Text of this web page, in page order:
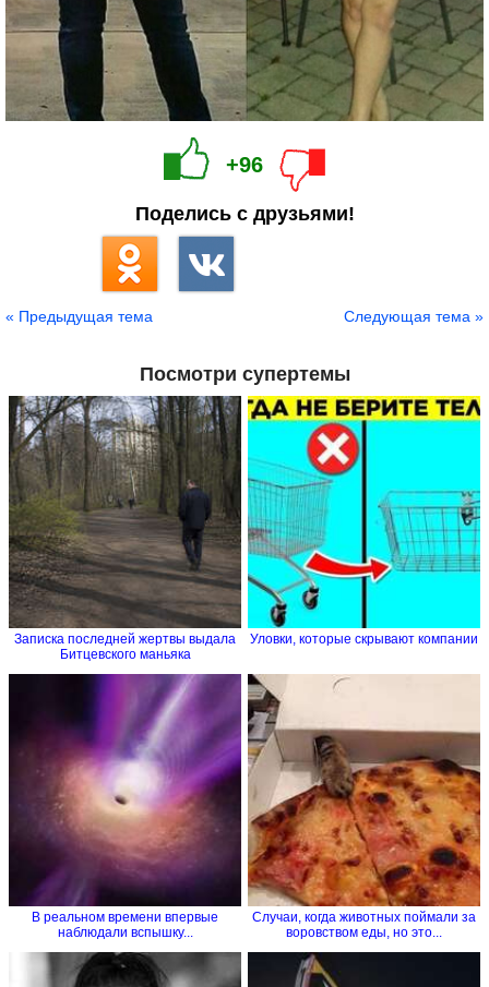
+96
Поделись с друзьями!
« Предыдущая тема Следующая тема »
Посмотри супертемы
Записка последней жертвы выдала
Битцевского маньяка
Уловки, которые скрывают компании
В реальном времени впервые
наблюдали вспышку...
Случаи, когда животных поймали за
воровством еды, но это...